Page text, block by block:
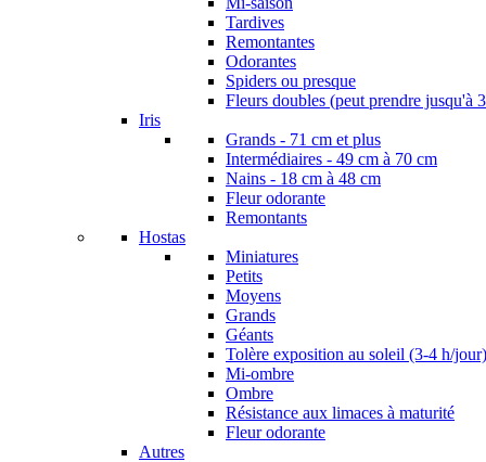
Tardives
Remontantes
Odorantes
Spiders ou presque
Fleurs doubles (peut prendre jusqu'à
Iris
Grands - 71 cm et plus
Intermédiaires - 49 cm à 70 cm
Nains - 18 cm à 48 cm
Fleur odorante
Remontants
Hostas
Miniatures
Petits
Moyens
Grands
Géants
Tolère exposition au soleil (3-4 h/jour)
Mi-ombre
Ombre
Résistance aux limaces à maturité
Fleur odorante
Autres